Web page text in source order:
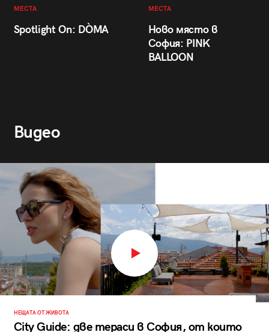
МЕСТА
Spotlight On: DÒMA
МЕСТА
Ново място в
София: PINK
BALLOON
Видео
НЕЩАТА ОТ ЖИВОТА
City Guide: две тераси в София, от които